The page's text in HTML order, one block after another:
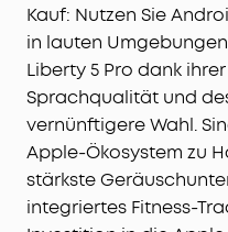
Kauf: Nutzen Sie
in lauten
Liberty 5 Pro dank
Sprachqualität und
vernünftigere Wahl.
Apple-Ökosystem zu
stärkste
integriertes Fitness-